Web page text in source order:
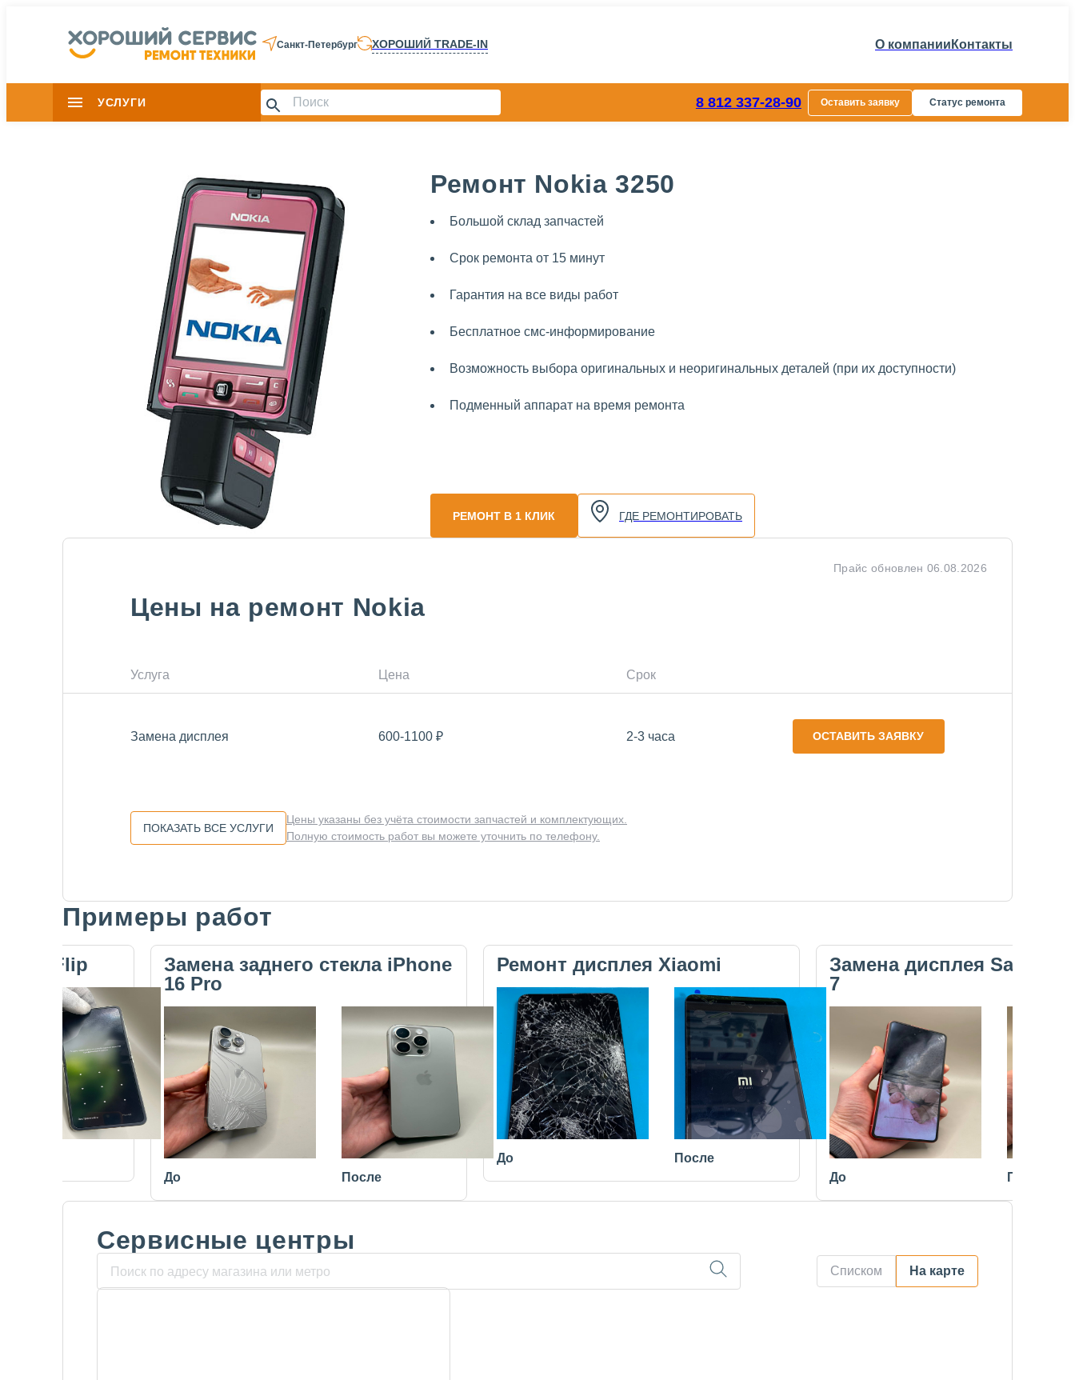
Санкт-Петербург ХОРОШИЙ TRADE-IN О компании Контакты
УСЛУГИ 8 812 337-28-90 Оставить заявку Статус ремонта
Ремонт Nokia 3250
Большой склад запчастей
Срок ремонта от 15 минут
Гарантия на все виды работ
Бесплатное смс-информирование
Возможность выбора оригинальных и неоригинальных деталей (при их доступности)
Подменный аппарат на время ремонта
РЕМОНТ В 1 КЛИК ГДЕ РЕМОНТИРОВАТЬ
Цены на ремонт Nokia
Прайс обновлен 06.08.2026
Услуга Цена Срок
Замена дисплея 600-1100₽ 2-3 часа ОСТАВИТЬ ЗАЯВКУ
ПОКАЗАТЬ ВСЕ УСЛУГИ
Цены указаны без учёта стоимости запчастей и комплектующих.
Полную стоимость работ вы можете уточнить по телефону.
Примеры работ
Flip
Замена заднего стекла iPhone
16 Pro
До После
Ремонт дисплея Xiaomi
До После
Замена дисплея
7
До После
Сервисные центры
Списком На карте